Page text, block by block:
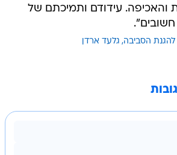
והאכיפה. עידודם ותמיכתם של
הסביבה גלעד ארדן